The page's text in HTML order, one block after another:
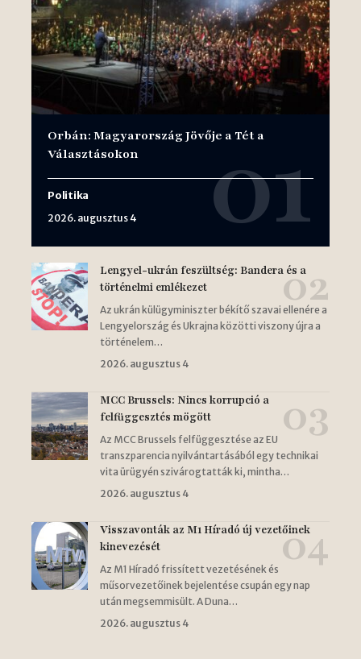
Orbán: Magyarország Jövője a Tét a
Választásokon
Politika
2026. augusztus 4
Lengyel-ukrán feszültség: Bandera és a
történelmi emlékezet
Az ukrán külügyminiszter békítő szavai ellenére a
Lengyelország és Ukrajna közötti viszony újra a
történelem…
2026. augusztus 4
MCC Brussels: Nincs korrupció a
felfüggesztés mögött
Az MCC Brussels felfüggesztése az EU
transzparencia nyilvántartásából egy technikai
vita ürügyén szivárogtatták ki, mintha…
2026. augusztus 4
Visszavonták az M1 Híradó új vezetőinek
kinevezését
Az M1 Híradó frissített vezetésének és
műsorvezetőinek bejelentése csupán egy nap
után megsemmisült. A Duna…
2026. augusztus 4